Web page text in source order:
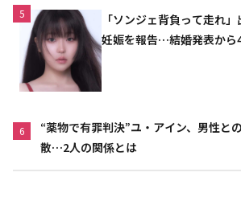
5
「ソンジェ背負って走れ」
妊娠を報告…結婚発表から
6
“薬物で有罪判決”ユ・アイン、男性と
散…2人の関係とは